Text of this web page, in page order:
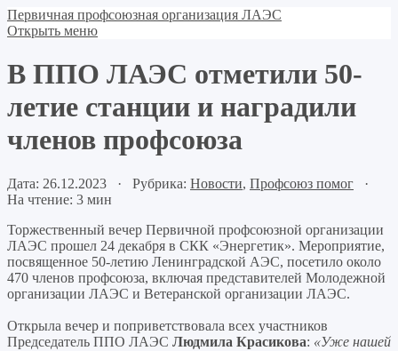
Первичная профсоюзная организация ЛАЭС
Открыть меню
В ППО ЛАЭС отметили 50-
летие станции и наградили
членов профсоюза
Дата: 26.12.2023 · Рубрика: Новости, Профсоюз помог ·
На чтение: 3 мин
Торжественный вечер Первичной профсоюзной организации
ЛАЭС прошел 24 декабря в СКК «Энергетик». Мероприятие,
посвященное 50-летию Ленинградской АЭС, посетило около
470 членов профсоюза, включая представителей Молодежной
организации ЛАЭС и Ветеранской организации ЛАЭС.
Открыла вечер и поприветствовала всех участников
Председатель ППО ЛАЭС Людмила Красикова: «Уже нашей